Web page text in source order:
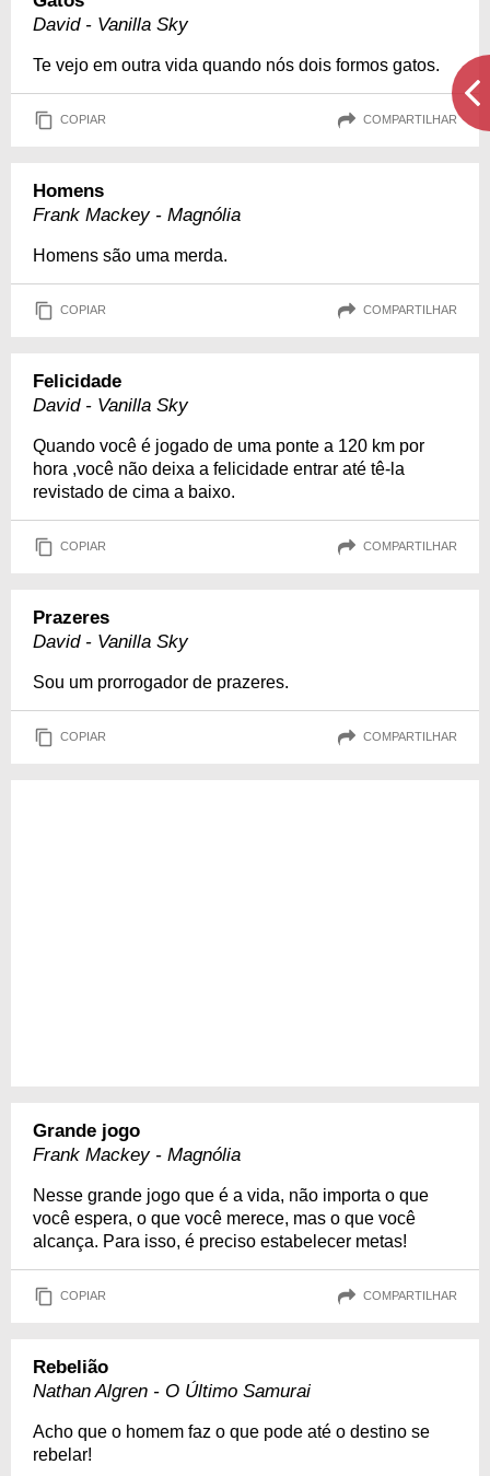
David - Vanilla Sky
Te vejo em outra vida quando nós dois formos gatos.
COPIAR COMPARTILHAR
Homens
Frank Mackey - Magnólia
Homens são uma merda.
COPIAR COMPARTILHAR
Felicidade
David - Vanilla Sky
Quando você é jogado de uma ponte a 120 km por
hora ,você não deixa a felicidade entrar até tê-la
revistado de cima a baixo.
COPIAR COMPARTILHAR
Prazeres
David - Vanilla Sky
Sou um prorrogador de prazeres.
COPIAR COMPARTILHAR
Grande jogo
Frank Mackey - Magnólia
Nesse grande jogo que é a vida, não importa o que
você espera, o que você merece, mas o que você
alcança. Para isso, é preciso estabelecer metas!
COPIAR COMPARTILHAR
Rebelião
Nathan Algren - O Último Samurai
Acho que o homem faz o que pode até o destino se
rebelar!